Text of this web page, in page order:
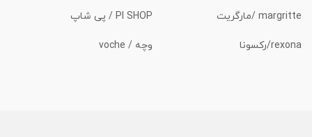
margritte /مارگریت PI SHOP / پی شاپ
rexona/رکسونا وچه / voche